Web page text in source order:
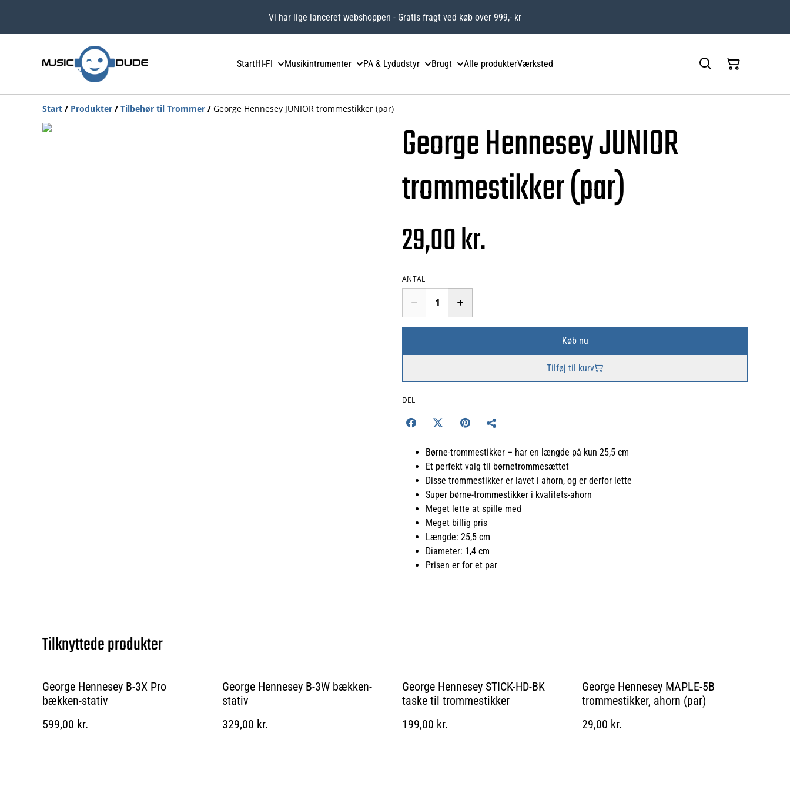
Vi har lige lanceret webshoppen - Gratis fragt ved køb over 999,- kr
StartHI-FI Musikintrumenter PA & Lydudstyr Brugt Alle produkterVærksted
Start / Produkter / Tilbehør til Trommer / George Hennesey JUNIOR trommestikker (par)
George Hennesey JUNIOR
trommestikker (par)
29,00 kr.
ANTAL
Køb nu
Tilføj til kurv
DEL
Børne-trommestikker – har en længde på kun 25,5 cm
Et perfekt valg til børnetrommesættet
Disse trommestikker er lavet i ahorn, og er derfor lette
Super børne-trommestikker i kvalitets-ahorn
Meget lette at spille med
Meget billig pris
Længde: 25,5 cm
Diameter: 1,4 cm
Prisen er for et par
Tilknyttede produkter
George Hennesey B-3X Pro
bækken-stativ
599,00 kr.
George Hennesey B-3W bækken-
stativ
329,00 kr.
George Hennesey STICK-HD-BK
taske til trommestikker
199,00 kr.
George Hennesey MAPLE-5B
trommestikker, ahorn (par)
29,00 kr.